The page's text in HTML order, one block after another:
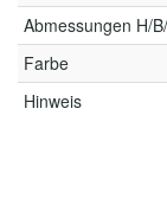
Abmessungen H/
Farbe
Hinweis